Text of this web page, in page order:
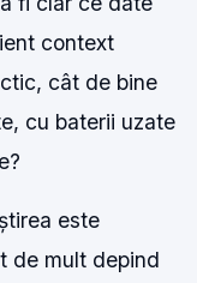
context
cât de bine
cu baterii uzate
este
de mult depind